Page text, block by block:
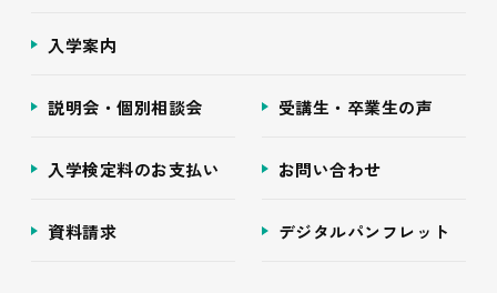
入学案内
説明会・個別相談会 受講生・卒業生の声
入学検定料のお支払い お問い合わせ
資料請求 デジタルパンフレット